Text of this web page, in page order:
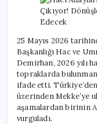
25 Mayıs 2026
Başkanlığı Hac ve
Demirhan, 2026 yılı
topraklarda
ifade etti.
üzerinden Mekke’ye
aşamalardan birinin
vurguladı.